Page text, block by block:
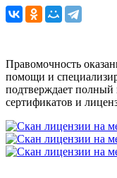
Правомочность
помощи и
подтверждает полный
сертификатов и